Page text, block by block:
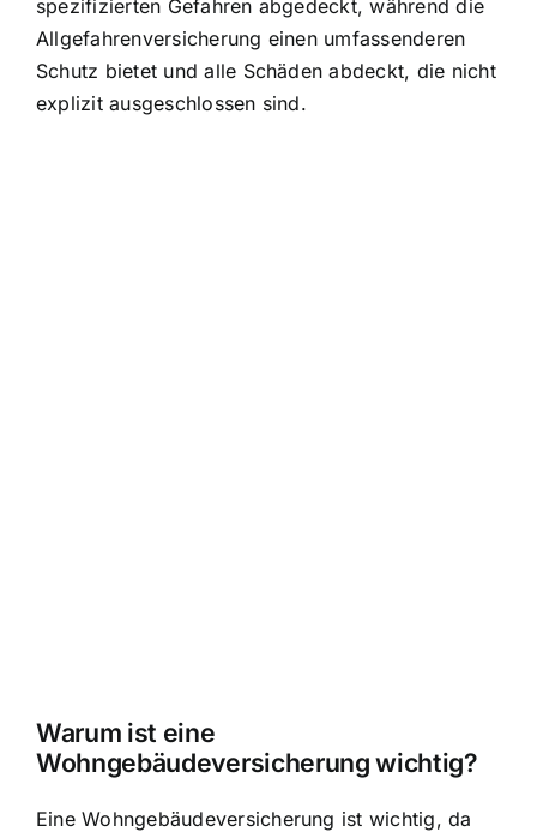
spezifizierten Gefahren abgedeckt, während die
Allgefahrenversicherung einen umfassenderen
Schutz bietet und alle Schäden abdeckt, die nicht
explizit ausgeschlossen sind.
Warum ist eine
Wohngebäudeversicherung wichtig?
Eine Wohngebäudeversicherung ist wichtig, da